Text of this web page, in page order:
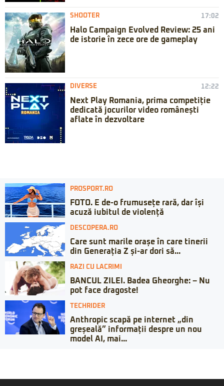
SHOOTER 17:02
Halo Campaign Evolved Review: 25 ani
de istorie în zece ore de gameplay
DIVERSE 12:22
Next Play Romania, prima competiție
dedicată jocurilor video românești
aflate în dezvoltare
PROSPORT.RO
FOTO. E de-o frumusețe rară, dar își
acuză iubitul de violență
DESCOPERA.RO
Care sunt marile orașe în care tinerii
din Generația Z și-ar dori să...
RAZI CU LACRIMI
BANCUL ZILEI. Badea Gheorghe: – Nu
pot face dragoste!
TECHRIDER
Anthropic scapă pe internet „din
greșeală” informații despre un nou
model AI, mai...